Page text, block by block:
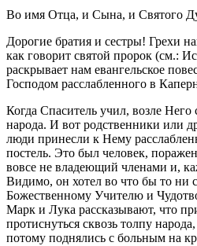
Во имя Отца, и Сына, и Святого
Дорогие братия и сестры! Грехи
как говорит святой пророк (см.:
раскрывает нам евангельское
Господом расслабленного в
Когда Спаситель учил, возле Него
народа. И вот родственники или
люди принесли к Нему
постель. Это был человек,
вовсе не владеющий членами и,
Видимо, он хотел во что бы то ни
Божественному Учителю и
Марк и Лука рассказывают, что
протиснуться сквозь толпу
потому поднялись с больным на